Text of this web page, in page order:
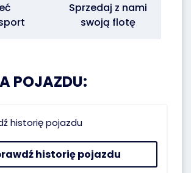
Sprzedaj z nami
swoją flotę
POJAZDU:
historię pojazdu
historię pojazdu